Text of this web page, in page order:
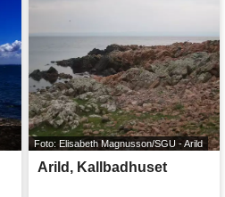
Foto: Elisabeth Magnusson/SGU - Arild
Arild, Kallbadhuset